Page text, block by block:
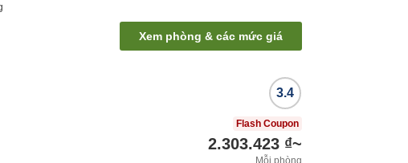
Xem phòng & các mức giá
3.4
Flash Coupon
2.303.423 ₫~
Mỗi phòng